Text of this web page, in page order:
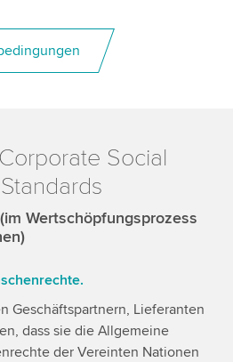
Social
Wertschöpfungsprozess
Geschäftspartnern, Lieferanten
dass sie die Allgemeine
der Vereinten Nationen